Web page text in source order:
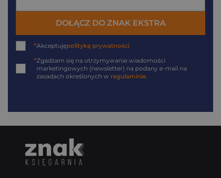
DOŁĄCZ DO ZNAK EKSTRA
*Akceptujępolitykę prywatności
*Zgadzam się na otrzymywanie wiadomości
marketingowych (newsletter) na podany e-mail na
zasadach określonych w regulaminie